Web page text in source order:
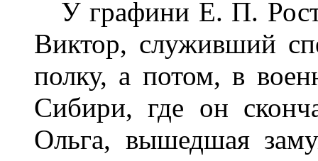
У графини Е. П.
Виктор, служивший
полку, а потом, в
Сибири, где он
Ольга, вышедшая